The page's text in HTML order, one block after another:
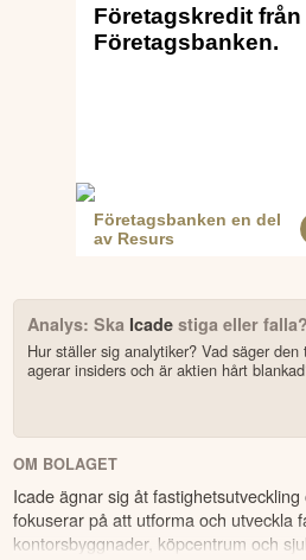
Analys: Ska Icadestiga eller falla?
Hur ställer sig analytiker? Vad säger den
agerar insiders och är aktien hårt
OM BOLAGET
Icade ägnar sig åt
fokuserar på att utforma och utveckla
kontorsbyggnader, köpcentrum och